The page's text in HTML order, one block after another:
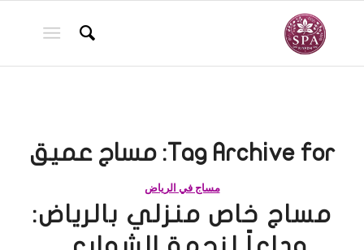
Tag Archive for: مساج عميق
مساج في الرياض
مساج خاص منزلي بالرياض: